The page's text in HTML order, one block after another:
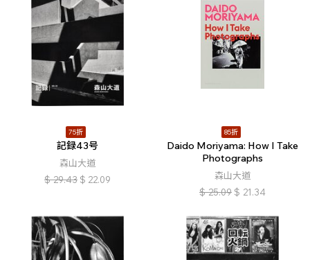
75折
記録43号
森山大道
$ 29.43 $ 22.09
85折
Daido Moriyama: How I Take
Photographs
森山大道
$ 25.09 $ 21.34